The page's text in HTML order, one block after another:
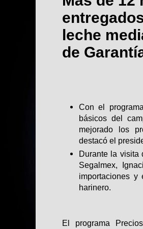
leche
de
​Con el
básicos del
mejorado los
destacó el
​Durante la visita
Segalmex,
importaciones
harinero.​
El programa